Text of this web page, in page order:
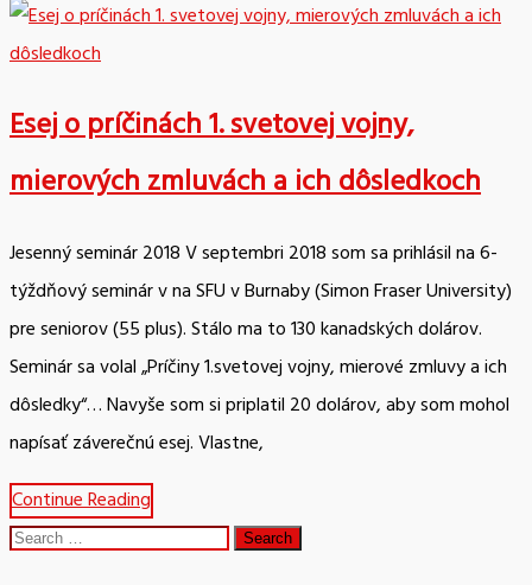
Esej o príčinách 1. svetovej vojny,
mierových zmluvách a ich dôsledkoch
Jesenný seminár 2018 V septembri 2018 som sa prihlásil na 6-
týždňový seminár v na SFU v Burnaby (Simon Fraser University)
pre seniorov (55 plus). Stálo ma to 130 kanadských dolárov.
Seminár sa volal „Príčiny 1.svetovej vojny, mierové zmluvy a ich
dôsledky“… Navyše som si priplatil 20 dolárov, aby som mohol
napísať záverečnú esej. Vlastne,
Continue Reading
Search